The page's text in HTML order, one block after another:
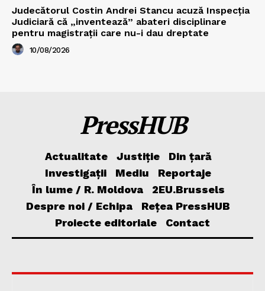
Judecătorul Costin Andrei Stancu acuză Inspecția
Judiciară că „inventează” abateri disciplinare
pentru magistrații care nu-i dau dreptate
10/08/2026
PressHUB
Actualitate Justiție
Din țară
Investigații
Mediu
Reportaje
În lume / R. Moldova
2EU.Brussels
Despre noi / Echipa
Rețea PressHUB
Proiecte editoriale
Contact